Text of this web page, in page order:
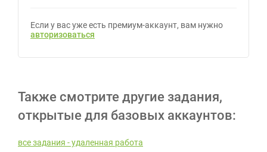
Если у вас уже есть премиум-аккаунт, вам нужно
авторизоваться
Также смотрите другие задания,
открытые для базовых аккаунтов:
все задания - удаленная работа